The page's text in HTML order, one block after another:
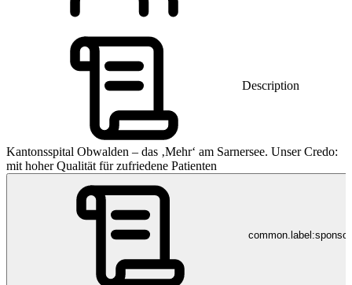
Description
Kantonsspital Obwalden – das ‚Mehr‘ am Sarnersee. Unser Credo:
mit hoher Qualität für zufriedene Patienten